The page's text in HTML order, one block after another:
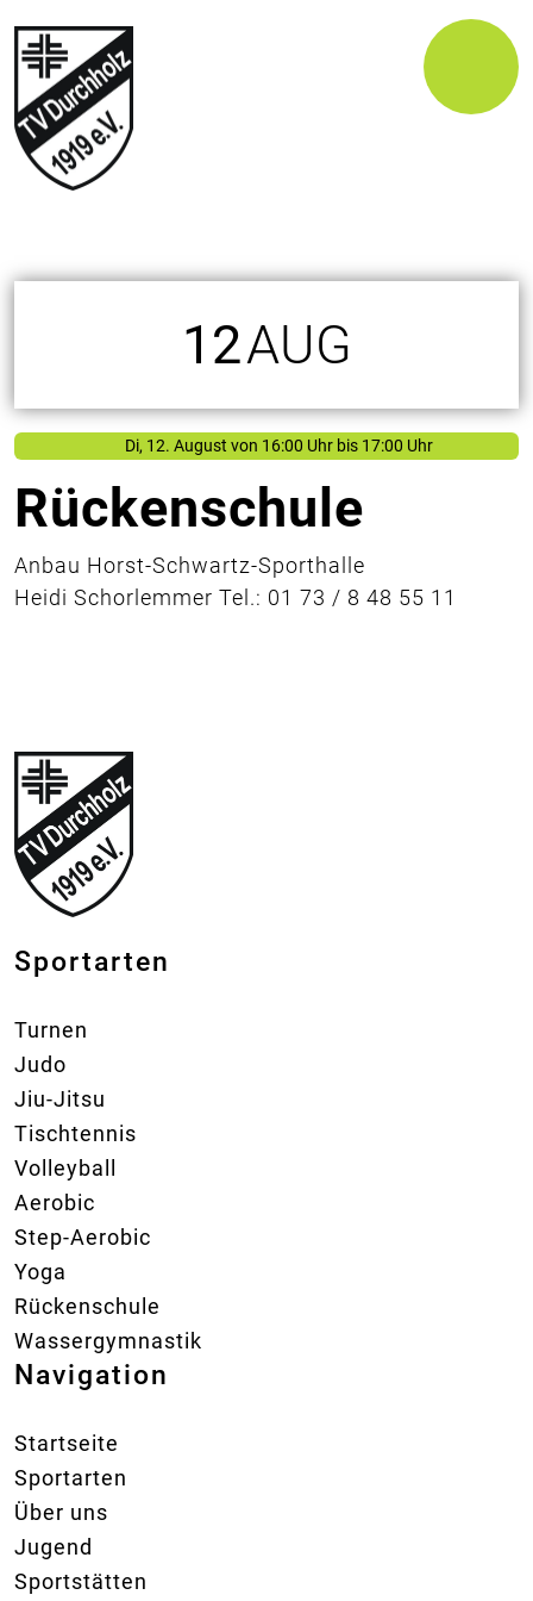
12AUG
Di, 12. August von 16:00 Uhr bis 17:00 Uhr
Rückenschule
Anbau Horst-Schwartz-Sporthalle
Heidi Schorlemmer Tel.: 01 73 / 8 48 55 11
Sportarten
Turnen
Judo
Jiu-Jitsu
Tischtennis
Volleyball
Aerobic
Step-Aerobic
Yoga
Rückenschule
Wassergymnastik
Navigation
Startseite
Sportarten
Über uns
Jugend
Sportstätten